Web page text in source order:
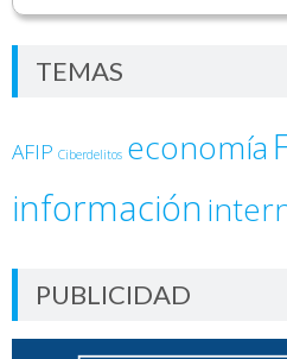
TEMAS
AFIP Ciberdelitos economía
información
PUBLICIDAD